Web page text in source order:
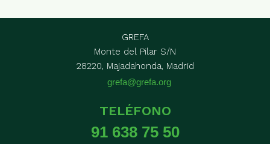
GREFA
Monte del Pilar S/N
28220, Majadahonda, Madrid
grefa@grefa.org
TELÉFONO
91 638 75 50